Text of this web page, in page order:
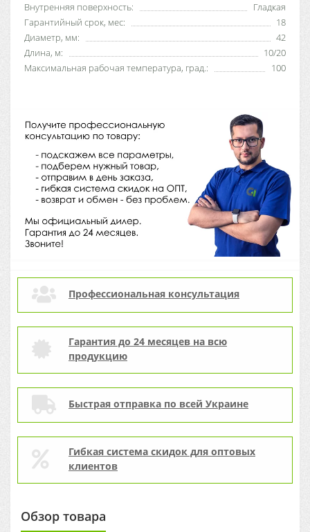
Внутренняя поверхность:
Гладкая
Гарантийный срок, мес:
18
Диаметр, мм:
42
Длина, м:
10/20
Максимальная рабочая температура, град.:
100
Профессиональная консультация
Гарантия до 24 месяцев на всю
продукцию
Быстрая отправка по всей Украине
Гибкая система скидок для оптовых
клиентов
Обзор товара